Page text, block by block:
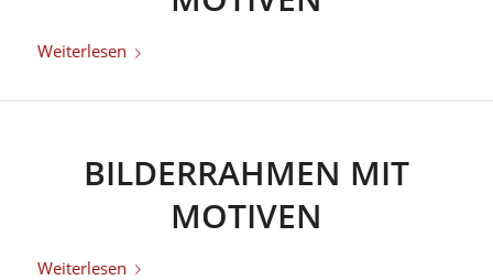
Weiterlesen
BILDERRAHMEN MIT
MOTIVEN
Weiterlesen